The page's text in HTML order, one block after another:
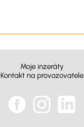
Moje inzeráty
Kontakt na provozovatele